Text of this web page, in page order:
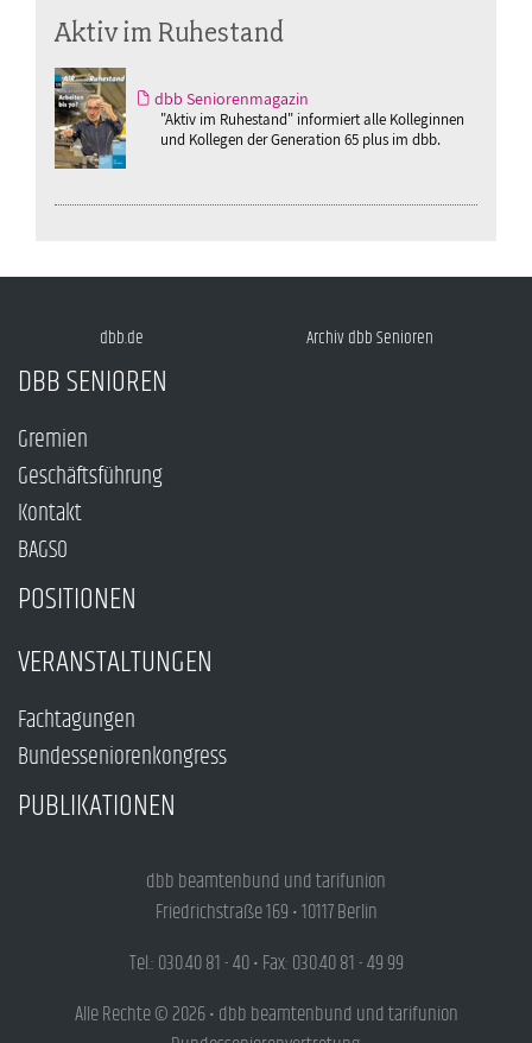
Aktiv im Ruhestand
dbb Seniorenmagazin
"Aktiv im Ruhestand" informiert alle Kolleginnen
und Kollegen der Generation 65 plus im dbb.
dbb.de Archiv dbb Senioren
DBB SENIOREN
Gremien
Geschäftsführung
Kontakt
BAGSO
POSITIONEN
VERANSTALTUNGEN
Fachtagungen
Bundesseniorenkongress
PUBLIKATIONEN
dbb beamtenbund und tarifunion
Friedrichstraße 169 • 10117 Berlin
Tel.: 030.40 81 - 40 • Fax: 030.40 81 - 49 99
Alle Rechte © 2026 • dbb beamtenbund und tarifunion